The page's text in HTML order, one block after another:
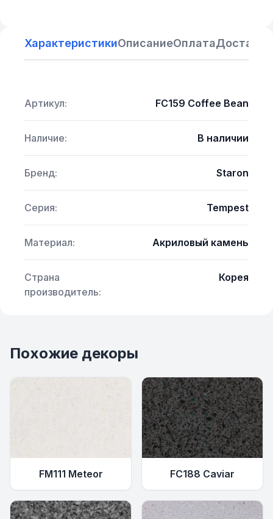
ХарактеристикиОписаниеОплатаДоставка
Артикул: FC159 Coffee Bean
Наличие: В наличии
Бренд: Staron
Серия: Tempest
Материал: Акриловый камень
Страна
производитель:
Корея
Похожие декоры
FM111 Meteor FС188 Caviar